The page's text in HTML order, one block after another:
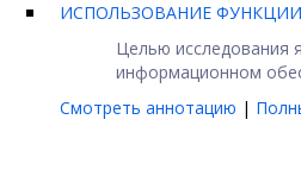
ИСПОЛЬЗОВАНИЕ
Целью исследования
информационном
Смотреть аннотацию |